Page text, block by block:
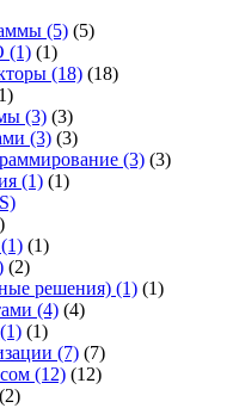
(5) (5)
(1) (1)
(18) (18)
(3) (3)
(3) (3)
(3) (3)
(1) (1)
(1) (1)
(2)
решения) (1) (1)
(4) (4)
(1) (1)
(7) (7)
(12) (12)
(2)